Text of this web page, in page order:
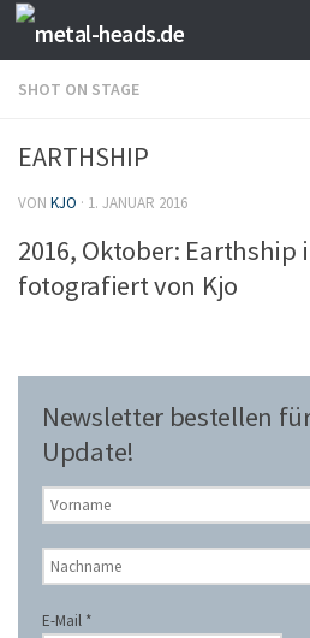
Zum Inhalt springen
SHOT ON STAGE
EARTHSHIP
VON KJO · 1. JANUAR 2016
2016, Oktober: Earthship
fotografiert von Kjo
Newsletter bestellen
Update!
E-Mail *